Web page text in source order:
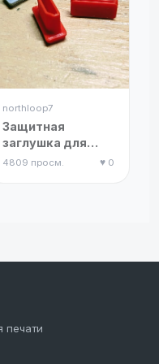
northloop7
Защитная
заглушка для
HDMI порта
4809 просм. ♥ 0
печати